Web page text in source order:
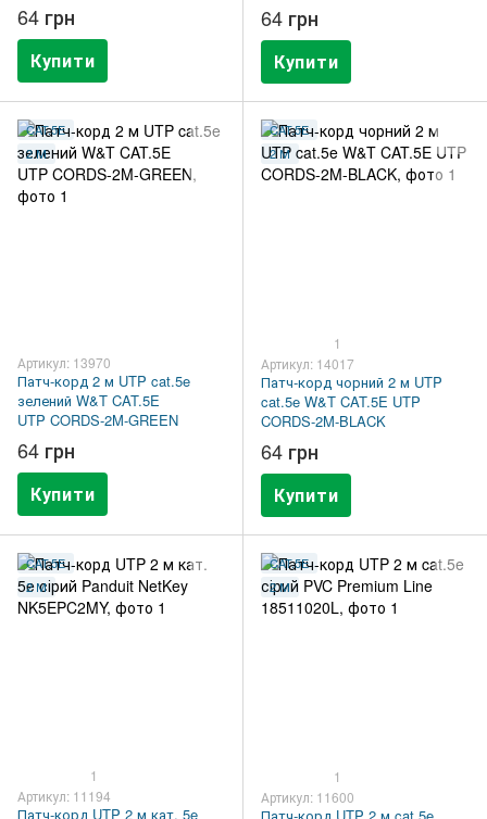
64 грн
Купити
64 грн
Купити
CAT.5E
2 М
Артикул: 13970
Патч-корд 2 м UTP cat.5e
зелений W&T CAT.5E
UTP CORDS-2M-GREEN
64 грн
Купити
CAT.5E
2 М
1
Артикул: 14017
Патч-корд чорний 2 м UTP
cat.5e W&T CAT.5E UTP
CORDS-2M-BLACK
64 грн
Купити
CAT.5E
2 М
1
Артикул: 11194
Патч-корд UTP 2 м кат. 5e
CAT.5E
2 М
1
Артикул: 11600